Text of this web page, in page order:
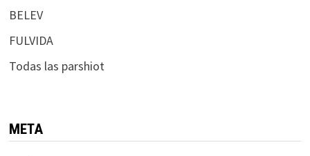
BELEV
FULVIDA
Todas las parshiot
META